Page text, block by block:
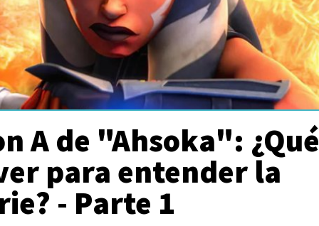
A de "Ahsoka": ¿Qué
para entender la
- Parte 1